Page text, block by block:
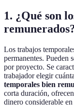
1. ¿Qué son
Los trabajos
permanentes. Pueden
por proyecto. Se
trabajador elegir
temporales bien
corta duración,
dinero considerable